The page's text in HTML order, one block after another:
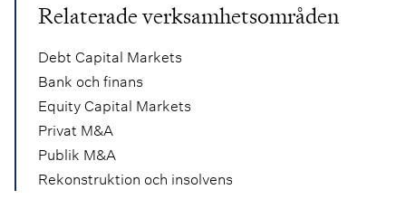
Relaterade verksamhetsområden
Debt Capital Markets
Bank och finans
Equity Capital Markets
Privat M&A
Publik M&A
Rekonstruktion och insolvens